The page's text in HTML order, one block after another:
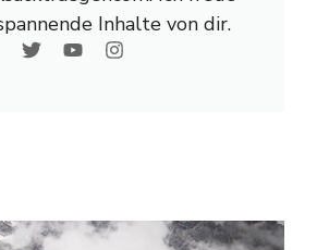
Inhalte von dir.